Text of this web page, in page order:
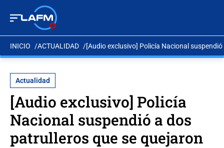
INICIO ACTUALIDAD [Audio exclusivo] Policía Nacional
Actualidad
[Audio exclusivo] Policía
Nacional suspendió a dos
patrulleros que se quejaron